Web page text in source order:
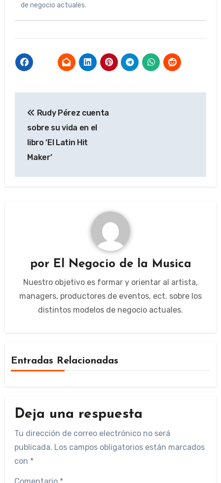
de negocio actuales.
de
entradas
Rudy Pérez cuenta
sobre su vida en el
libro ‘El Latin Hit
Maker’
por El Negocio de la Musica
Nuestro objetivo es formar y orientar al artista,
managers, productores de eventos, ect. sobre los
distintos modelos de negocio actuales.
Entradas Relacionadas
Deja una respuesta
Tu dirección de correo electrónico no será
publicada. Los campos obligatorios están marcados
con *
Comentario *